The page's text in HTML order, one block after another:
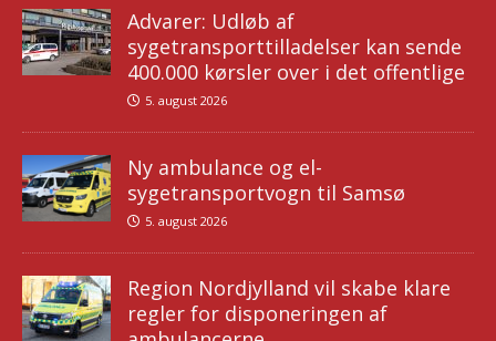
Advarer: Udløb af
sygetransporttilladelser kan sende
400.000 kørsler over i det offentlige
5. august 2026
Ny ambulance og el-
sygetransportvogn til Samsø
5. august 2026
Region Nordjylland vil skabe klare
regler for disponeringen af